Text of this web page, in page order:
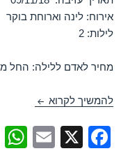
אירוח: לינה וארוחת בוקר
לילות: 2
מחיר לאדם ללילה: החל מ-
להמשיך לקרוא חופשה במלון
F
X
E